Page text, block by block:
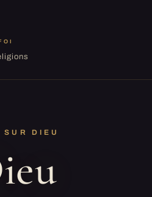
SUR DIEU